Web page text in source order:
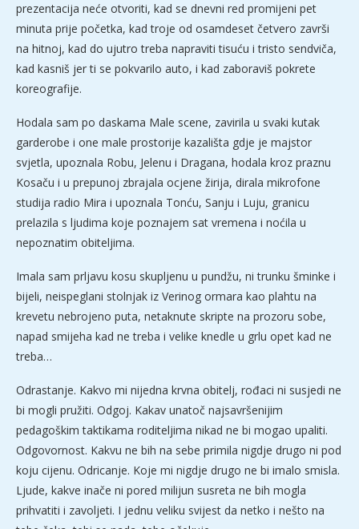
prezentacija neće otvoriti, kad se dnevni red promijeni pet
minuta prije početka, kad troje od osamdeset četvero završi
na hitnoj, kad do ujutro treba napraviti tisuću i tristo sendviča,
kad kasniš jer ti se pokvarilo auto, i kad zaboraviš pokrete
koreografije.
Hodala sam po daskama Male scene, zavirila u svaki kutak
garderobe i one male prostorije kazališta gdje je majstor
svjetla, upoznala Robu, Jelenu i Dragana, hodala kroz praznu
Kosaču i u prepunoj zbrajala ocjene žirija, dirala mikrofone
studija radio Mira i upoznala Tonću, Sanju i Luju, granicu
prelazila s ljudima koje poznajem sat vremena i noćila u
nepoznatim obiteljima.
Imala sam prljavu kosu skupljenu u pundžu, ni trunku šminke i
bijeli, neispeglani stolnjak iz Verinog ormara kao plahtu na
krevetu nebrojeno puta, netaknute skripte na prozoru sobe,
napad smijeha kad ne treba i velike knedle u grlu opet kad ne
treba…
Odrastanje. Kakvo mi nijedna krvna obitelj, rođaci ni susjedi ne
bi mogli pružiti. Odgoj. Kakav unatoč najsavršenijim
pedagoškim taktikama roditeljima nikad ne bi mogao upaliti.
Odgovornost. Kakvu ne bih na sebe primila nigdje drugo ni pod
koju cijenu. Odricanje. Koje mi nigdje drugo ne bi imalo smisla.
Ljude, kakve inače ni pored milijun susreta ne bih mogla
prihvatiti i zavoljeti. I jednu veliku svijest da netko i nešto na